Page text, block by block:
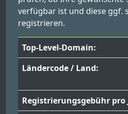
verfügbar ist und diese ggf.
registrieren.
Top-Level-Domain:
Ländercode / Land:
Registrierungsgebühr pro